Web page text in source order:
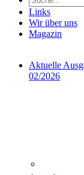
Links
Wir über uns
Magazin
Aktuelle
02/2026